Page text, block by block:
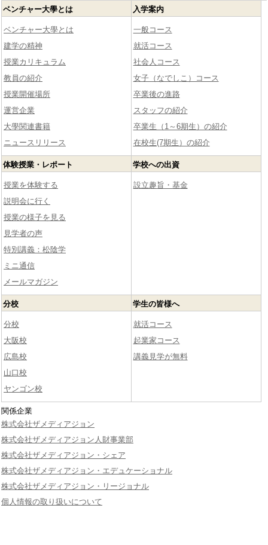
ベンチャー大學とは
ベンチャー大學とは
建学の精神
授業カリキュラム
教員の紹介
授業開催場所
運営企業
大學関連書籍
ニュースリリース
入学案内
一般コース
就活コース
社会人コース
女子（なでしこ）コース
卒業後の進路
スタッフの紹介
卒業生（1～6期生）の紹介
在校生(7期生）の紹介
体験授業・レポート
授業を体験する
説明会に行く
授業の様子を見る
見学者の声
特別講義：松陰学
ミニ通信
メールマガジン
学校への出資
設立趣旨・基金
分校
分校
大阪校
広島校
山口校
ヤンゴン校
学生の皆様へ
就活コース
起業家コース
講義見学が無料
関係企業
株式会社ザメディアジョン
株式会社ザメディアジョン人財事業部
株式会社ザメディアジョン・シェア
株式会社ザメディアジョン・エデュケーショナル
株式会社ザメディアジョン・リージョナル
個人情報の取り扱いについて